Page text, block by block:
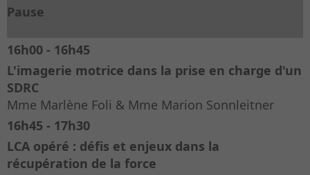
Pause
16h00 - 16h45
L'imagerie motrice dans la prise en charge d'un
SDRC
Mme Marlène Foli & Mme Marion Sonnleitner
16h45 - 17h30
LCA opéré : défis et enjeux dans la
récupération de la force